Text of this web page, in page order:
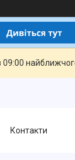
Контакти